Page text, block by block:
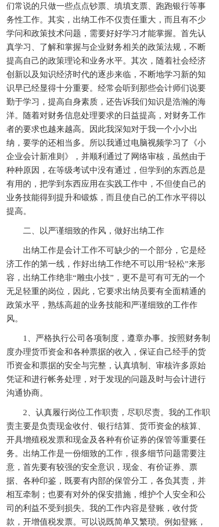
们常说的只做一些点点钞票、填填支票、跑跑银行等事
务性工作。其实，出纳工作不仅责任重大，而且有不少
学问和政策技术问题，需要好好学习才能掌握。首先认
真学习、了解和掌握与企业财务相关的政策法规，不断
提高自己的政策理论和业务水平。其次，随着社会经济
创新以及知识经济时代的逐步来临，不断地学习新的知
识早已经显得十分重要。经常会听到那些会计师们说要
勤于学习，提高自身素质，还告诉我们知识是浩瀚的海
洋。随着对财务信息处理要求的日益提高，对财务工作
者的要求也越来越高。因此我深知对于我一个小小出
纳，要学的还相当多。所以我通过电脑视频学习了《小
企业会计新准则》，并顺利通过了网络审核，虽然由于
种种原因，在等级考试中没有通过，但学到的东西总是
有用的，把学到东西应用在实践工作中，不但使自己的
业务技能得到提升和锻炼，而且使自己的工作水平得以
提高。
二、以严谨细致的作风，做好出纳工作
出纳工作是会计工作不可缺少的一个部分，它是经
济工作的第一线，作好出纳工作绝不可以用“轻松”来形
容，出纳工作绝非“雕虫小技”，更不是可有可无的一个
无足轻重的岗位，因此，它要求出纳员要有全面精通的
政策水平，熟练高超的业务技能和严谨细致的工作作
风。
1、严格执行公司各项制度，遵章办事。按照财务制
度办理货币资金和各种票据的收入，保证自己经手的货
币资金和票据的安全与完整，认真填制、审核许多原始
凭证和进行帐务处理，对于发现的问题及时与会计进行
沟通协商。
2、认真履行岗位工作职责，尽职尽责。我的工作职
责主要是负责现金收付、银行结算、货币资金的核算、
开具增殖税发票和现金及各种有价证券的保管等重要任
务。出纳工作是一份细致的工作，很多细节问题需要注
意，首先要有较强的安全意识，现金、有价证券、票
据、各种印鉴，既要有内部的保管分工，各负其责，并
相互牵制；也要有对外的保安措施，维护个人安全和公
司的利益不受到损失。我的工作内容是登账，收付货
款，开增值税发票。可以说既简单又繁琐。例如登账，